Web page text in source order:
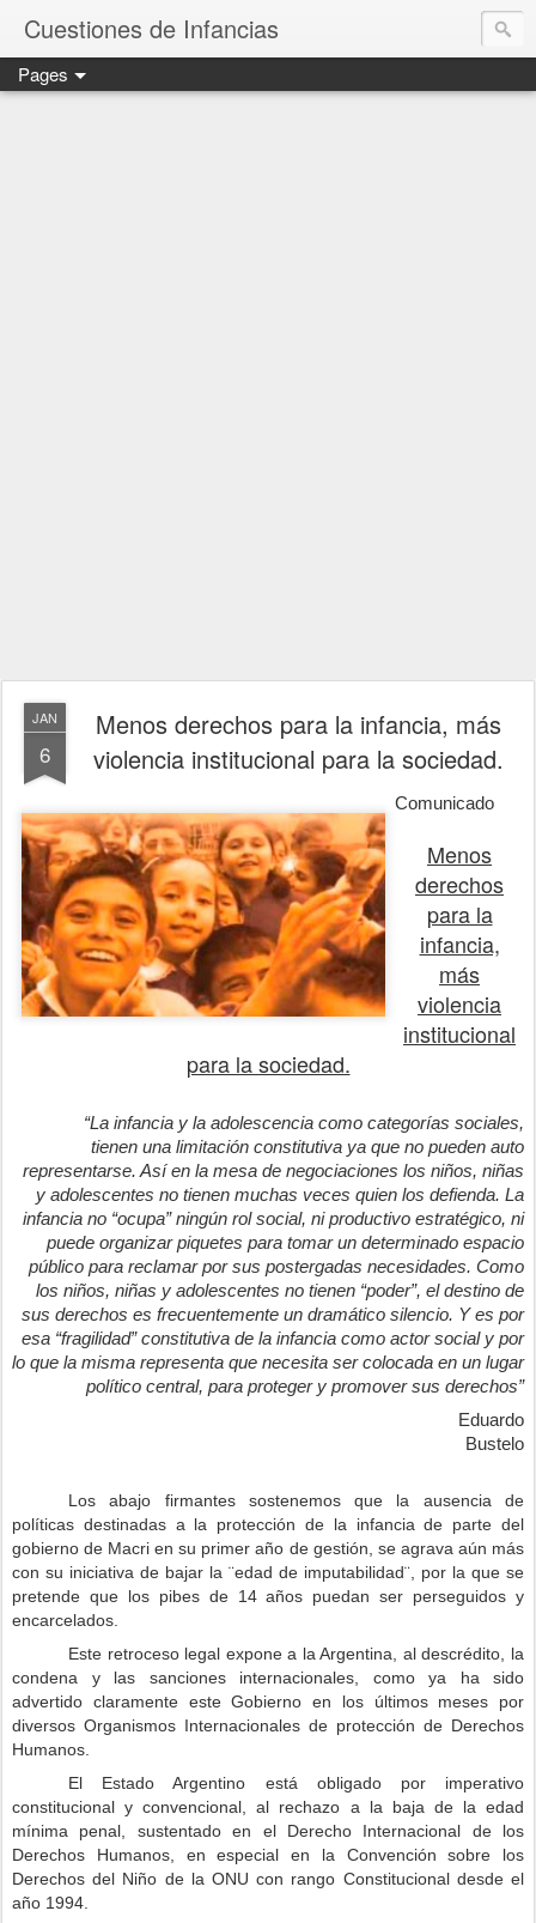
Cuestiones de Infancias
Pages
JAN
6
Menos derechos para la infancia, más
violencia institucional para la sociedad.
Comunicado
Menos
derechos
para la
infancia,
más
violencia
institucional
para la sociedad.
“La infancia y la adolescencia como categorías sociales,
tienen una limitación constitutiva ya que no pueden auto
representarse. Así en la mesa de negociaciones los niños, niñas
y adolescentes no tienen muchas veces quien los defienda. La
infancia no “ocupa” ningún rol social, ni productivo estratégico, ni
puede organizar piquetes para tomar un determinado espacio
público para reclamar por sus postergadas necesidades. Como
los niños, niñas y adolescentes no tienen “poder”, el destino de
sus derechos es frecuentemente un dramático silencio. Y es por
esa “fragilidad” constitutiva de la infancia como actor social y por
lo que la misma representa que necesita ser colocada en un lugar
político central, para proteger y promover sus derechos”
Eduardo
Bustelo
Los abajo firmantes sostenemos que la ausencia de
políticas destinadas a la protección de la infancia de parte del
gobierno de Macri en su primer año de gestión, se agrava aún más
con su iniciativa de bajar la ¨edad de imputabilidad¨, por la que se
pretende que los pibes de 14 años puedan ser perseguidos y
encarcelados.
Este retroceso legal expone a la Argentina, al descrédito, la
condena y las sanciones internacionales, como ya ha sido
advertido claramente este Gobierno en los últimos meses por
diversos Organismos Internacionales de protección de Derechos
Humanos.
El Estado Argentino está obligado por imperativo
constitucional y convencional, al rechazo a la baja de la edad
mínima penal, sustentado en el Derecho Internacional de los
Derechos Humanos, en especial en la Convención sobre los
Derechos del Niño de la ONU con rango Constitucional desde el
año 1994.